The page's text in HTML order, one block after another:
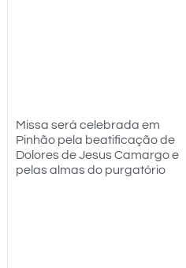
Missa será celebrada em
Pinhão pela beatificação de
Dolores de Jesus Camargo e
pelas almas do purgatório